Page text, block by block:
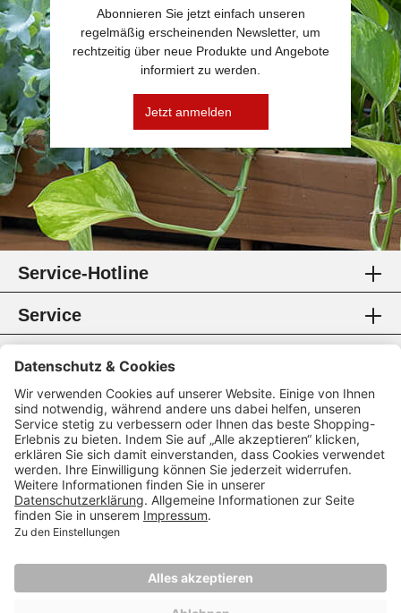
Abonnieren Sie jetzt einfach unseren
regelmäßig erscheinenden Newsletter, um
rechtzeitig über neue Produkte und Angebote
informiert zu werden.
Jetzt anmelden
Service-Hotline
Service
Information
Rechtliches
Zahlungsmethoden
Zertifikate
Folgen Sie uns
* Alle Preise inkl. gesetzl. Mehrwertsteuer.